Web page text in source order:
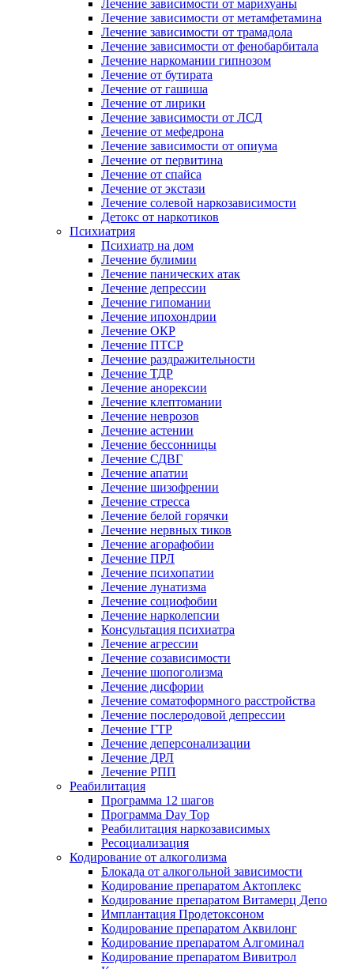
Лечение зависимости от марихуаны
Лечение зависимости от метамфетамина
Лечение зависимости от трамадола
Лечение зависимости от фенобарбитала
Лечение наркомании гипнозом
Лечение от бутирата
Лечение от гашиша
Лечение от лирики
Лечение зависимости от ЛСД
Лечение от мефедрона
Лечение зависимости от опиума
Лечение от первитина
Лечение от спайса
Лечение от экстази
Лечение солевой наркозависимости
Детокс от наркотиков
Психиатрия
Психиатр на дом
Лечение булимии
Лечение панических атак
Лечение депрессии
Лечение гипомании
Лечение ипохондрии
Лечение ОКР
Лечение ПТСР
Лечение раздражительности
Лечение ТДР
Лечение анорексии
Лечение клептомании
Лечение неврозов
Лечение астении
Лечение бессонницы
Лечение СДВГ
Лечение апатии
Лечение шизофрении
Лечение стресса
Лечение белой горячки
Лечение нервных тиков
Лечение агорафобии
Лечение ПРЛ
Лечение психопатии
Лечение лунатизма
Лечение социофобии
Лечение нарколепсии
Консультация психиатра
Лечение агрессии
Лечение созависимости
Лечение шопоголизма
Лечение дисфории
Лечение соматоформного расстройства
Лечение послеродовой депрессии
Лечение ГТР
Лечение деперсонализации
Лечение ДРЛ
Лечение РПП
Реабилитация
Программа 12 шагов
Программа Day Top
Реабилитация наркозависимых
Ресоциализация
Кодирование от алкоголизма
Блокада от алкогольной зависимости
Кодирование препаратом Актоплекс
Кодирование препаратом Витамерц Депо
Имплантация Продетоксоном
Кодирование препаратом Аквилонг
Кодирование препаратом Алгоминал
Кодирование препаратом Вивитрол